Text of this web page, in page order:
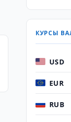
КУРСЫ
USD
EUR
RUB